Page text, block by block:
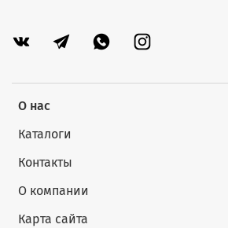
О нас
Каталоги
Контакты
О компании
Карта сайта